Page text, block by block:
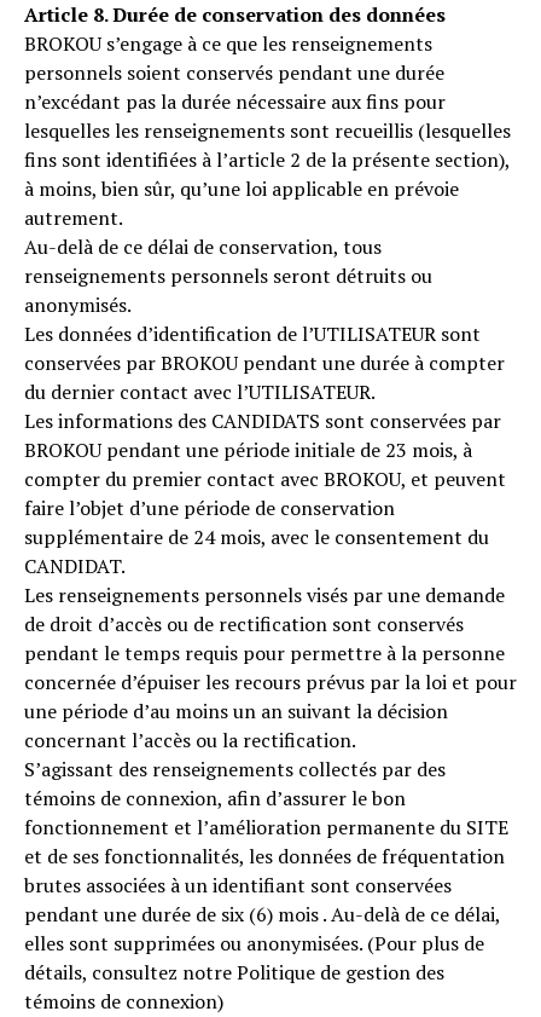
Article 8. Durée de conservation des données
BROKOU s’engage à ce que les renseignements
personnels soient conservés pendant une durée
n’excédant pas la durée nécessaire aux fins pour
lesquelles les renseignements sont recueillis (lesquelles
fins sont identifiées à l’article 2 de la présente section),
à moins, bien sûr, qu’une loi applicable en prévoie
autrement.
Au-delà de ce délai de conservation, tous
renseignements personnels seront détruits ou
anonymisés.
Les données d’identification de l’UTILISATEUR sont
conservées par BROKOU pendant une durée à compter
du dernier contact avec l’UTILISATEUR.
Les informations des CANDIDATS sont conservées par
BROKOU pendant une période initiale de 23 mois, à
compter du premier contact avec BROKOU, et peuvent
faire l’objet d’une période de conservation
supplémentaire de 24 mois, avec le consentement du
CANDIDAT.
Les renseignements personnels visés par une demande
de droit d’accès ou de rectification sont conservés
pendant le temps requis pour permettre à la personne
concernée d’épuiser les recours prévus par la loi et pour
une période d’au moins un an suivant la décision
concernant l’accès ou la rectification.
S’agissant des renseignements collectés par des
témoins de connexion, afin d’assurer le bon
fonctionnement et l’amélioration permanente du SITE
et de ses fonctionnalités, les données de fréquentation
brutes associées à un identifiant sont conservées
pendant une durée de six (6) mois . Au-delà de ce délai,
elles sont supprimées ou anonymisées. (Pour plus de
détails, consultez notre Politique de gestion des
témoins de connexion)